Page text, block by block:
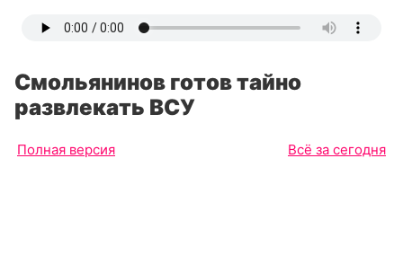
Смольянинов готов тайно
развлекать ВСУ
Полная версия Всё за сегодня